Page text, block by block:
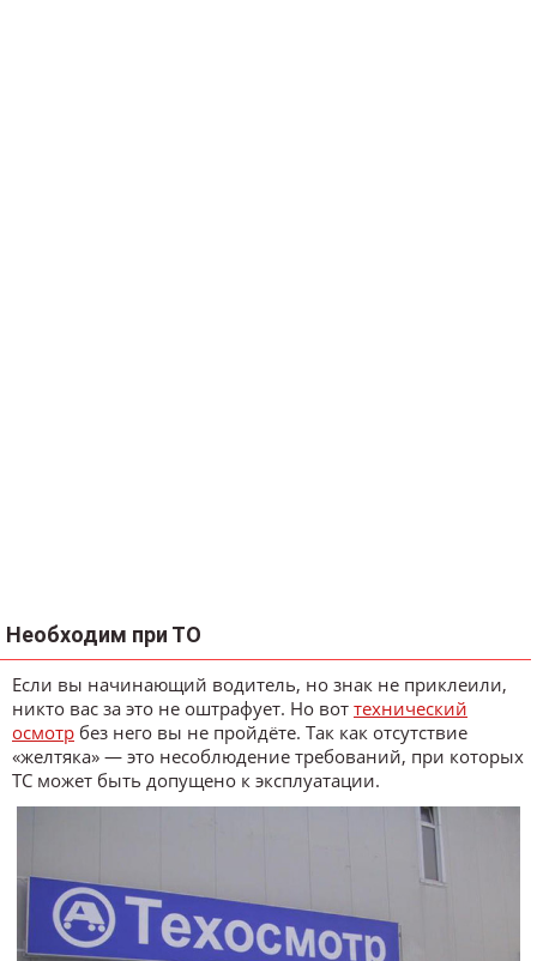
Необходим при ТО
Если вы начинающий водитель, но знак не приклеили,
никто вас за это не оштрафует. Но вот технический
осмотр без него вы не пройдёте. Так как отсутствие
«желтяка» — это несоблюдение требований, при которых
ТС может быть допущено к эксплуатации.